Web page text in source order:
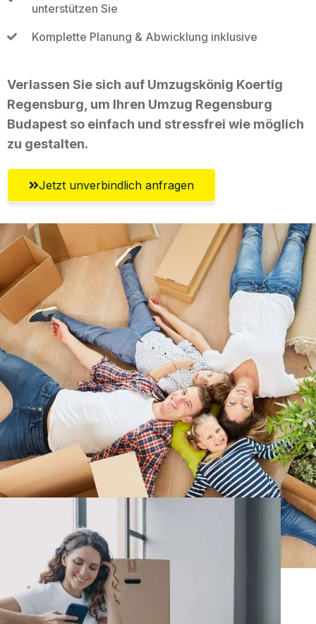
unterstützen Sie
Komplette Planung & Abwicklung inklusive
Verlassen Sie sich auf Umzugskönig Koertig
Regensburg, um Ihren Umzug Regensburg
Budapest so einfach und stressfrei wie möglich
zu gestalten.
Jetzt unverbindlich anfragen